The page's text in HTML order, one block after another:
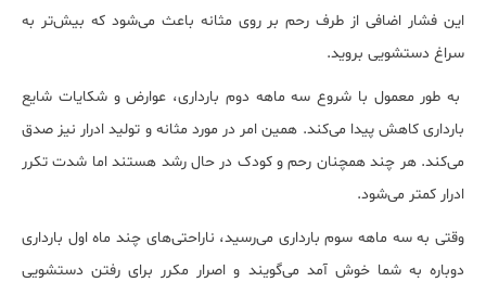
این فشار اضافی از طرف رحم بر روی مثانه باعث می‎‌شود که بیش‌تر به
سراغ دستشویی بروید.
به طور معمول با شروع سه ماهه دوم بارداری، عوارض و شکایات شایع
بارداری کاهش پیدا می‌کند. همین امر در مورد مثانه و تولید ادرار نیز صدق
می‌کند. هر چند همچنان رحم و کودک در حال رشد هستند اما شدت تکرر
ادرار کمتر می‌شود.
وقتی به سه ماهه سوم بارداری می‌رسید، ناراحتی‌های چند ماه اول بارداری
دوباره به شما خوش آمد می‎‌گویند و اصرار مکرر برای رفتن دستشویی